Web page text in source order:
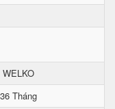
WELKO
36 Tháng